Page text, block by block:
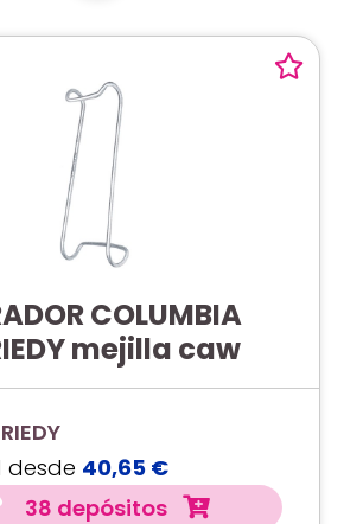
COLUMBIA
mejilla caw
desde 40,65 €
38 depósitos